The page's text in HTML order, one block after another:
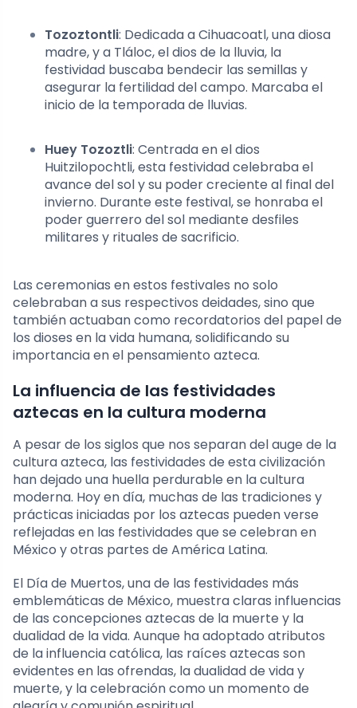
Tozoztontli: Dedicada a Cihuacoatl, una diosa
madre, y a Tláloc, el dios de la lluvia, la
festividad buscaba bendecir las semillas y
asegurar la fertilidad del campo. Marcaba el
inicio de la temporada de lluvias.
Huey Tozoztli: Centrada en el dios
Huitzilopochtli, esta festividad celebraba el
avance del sol y su poder creciente al final del
invierno. Durante este festival, se honraba el
poder guerrero del sol mediante desfiles
militares y rituales de sacrificio.
Las ceremonias en estos festivales no solo
celebraban a sus respectivos deidades, sino que
también actuaban como recordatorios del papel de
los dioses en la vida humana, solidificando su
importancia en el pensamiento azteca.
La influencia de las festividades
aztecas en la cultura moderna
A pesar de los siglos que nos separan del auge de la
cultura azteca, las festividades de esta civilización
han dejado una huella perdurable en la cultura
moderna. Hoy en día, muchas de las tradiciones y
prácticas iniciadas por los aztecas pueden verse
reflejadas en las festividades que se celebran en
México y otras partes de América Latina.
El Día de Muertos, una de las festividades más
emblemáticas de México, muestra claras influencias
de las concepciones aztecas de la muerte y la
dualidad de la vida. Aunque ha adoptado atributos
de la influencia católica, las raíces aztecas son
evidentes en las ofrendas, la dualidad de vida y
muerte, y la celebración como un momento de